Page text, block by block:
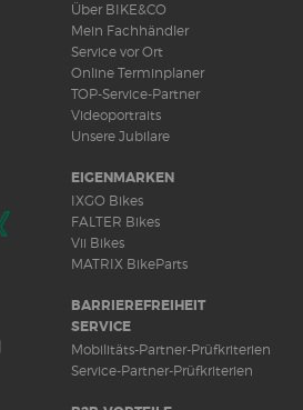
Über BIKE&CO
Mein Fachhändler
Service vor Ort
Online Terminplaner
TOP-Service-Partner
Videoportraits
Unsere Jubilare
EIGENMARKEN
IXGO Bikes
FALTER Bikes
Vii Bikes
MATRIX BikeParts
BARRIEREFREIHEIT
SERVICE
Mobilitäts-Partner-Prüfkriterien
Service-Partner-Prüfkriterien